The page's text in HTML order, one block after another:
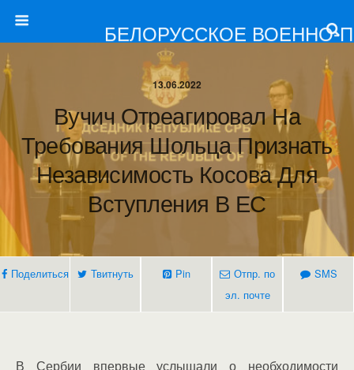
БЕЛОРУССКОЕ ВОЕННО-
13.06.2022
Вучич Отреагировал На
Требования Шольца Признать
Независимость Косова Для
Вступления В ЕС
Поделиться Твитнуть Pin
Отпр. по
эл. почте
SMS
В Сербии впервые услышали о необходимости